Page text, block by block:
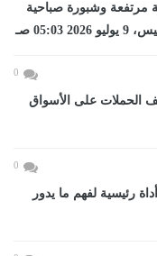
يوليو 2026.. رطوبة مرتفعة وشبورة صباحية
صـ
0
الحملات على الأسواق
0
رئيسية لفهم ما يدور